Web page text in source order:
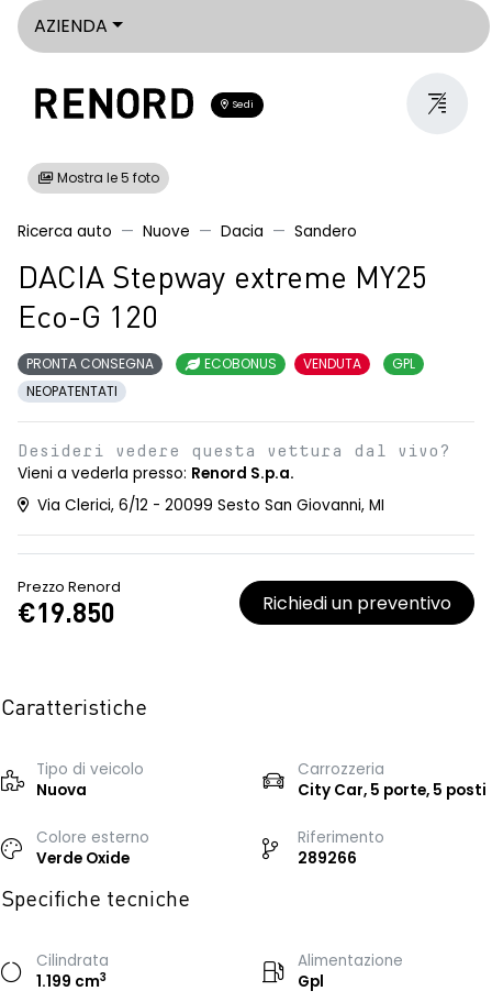
AZIENDA
Sedi
Mostra le 5 foto
Ricerca auto Nuove Dacia Sandero
DACIA Stepway extreme MY25
Eco-G 120
PRONTA CONSEGNA ECOBONUS VENDUTA
GPL
NEOPATENTATI
Desideri vedere questa vettura dal vivo?
Vieni a vederla presso: Renord S.p.a.
Via Clerici, 6/12 - 20099 Sesto San Giovanni, MI
Prezzo Renord
€19.850 Richiedi un preventivo
Caratteristiche
Tipo di veicolo
Nuova
Carrozzeria
City Car, 5 porte, 5 posti
Colore esterno
Verde Oxide
Riferimento
289266
Specifiche tecniche
Cilindrata
1.199 cm3
Alimentazione
Gpl